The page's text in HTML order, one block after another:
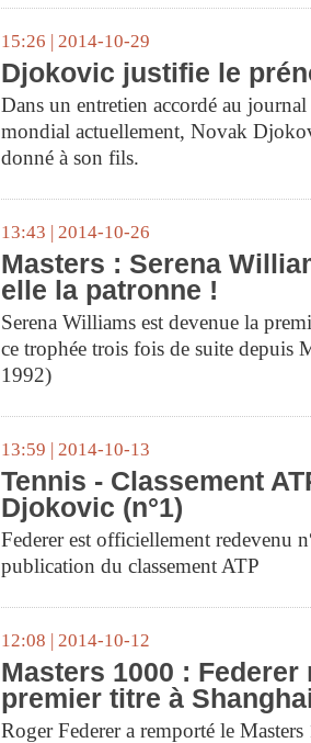
15:26 | 2014-10-29
Djokovic justifie le
Dans un entretien accordé au
mondial actuellement, Novak
donné à son fils.
13:43 | 2014-10-26
Masters : Serena
elle la patronne !
Serena Williams est devenue la
ce trophée trois fois de suite depuis
1992)
13:59 | 2014-10-13
Tennis - Classement
Djokovic (n°1)
Federer est officiellement redevenu
publication du classement ATP
12:08 | 2014-10-12
Masters 1000 :
premier titre à
Roger Federer a remporté le